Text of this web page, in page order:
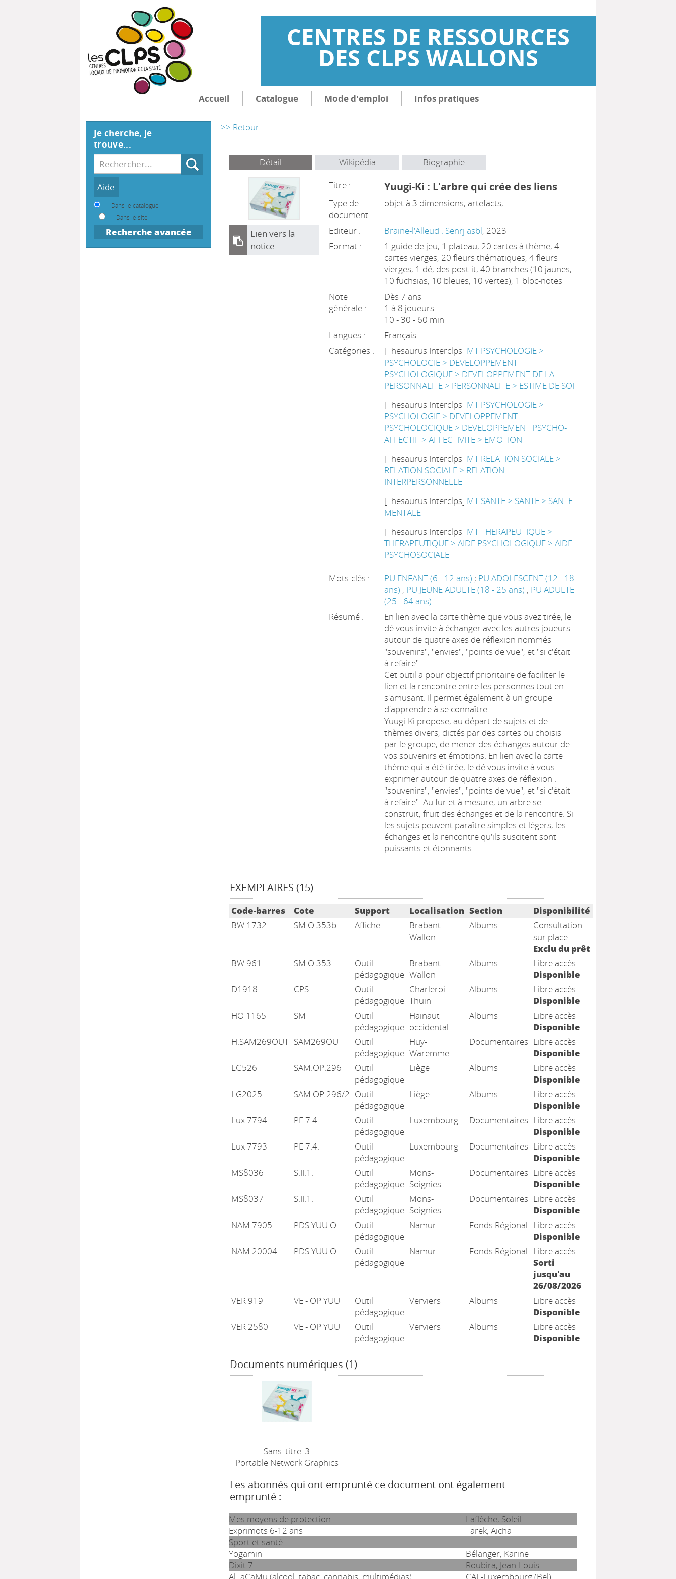
CENTRES DE RESSOURCES
DES CLPS WALLONS
Accueil Catalogue Mode d'emploi Infos pratiques
>> Retour
Détail Wikipédia Biographie
Lien vers la
notice
Titre : Yuugi-Ki : L'arbre qui crée des liens
Type de
document :
objet à 3 dimensions, artefacts, ...
Editeur : Braine-l'Alleud : Senrj asbl, 2023
Format :
1 guide de jeu, 1 plateau, 20 cartes à thème, 4
cartes vierges, 20 fleurs thématiques, 4 fleurs
vierges, 1 dé, des post-it, 40 branches (10 jaunes,
10 fuchsias, 10 bleues, 10 vertes), 1 bloc-notes
Note
générale :
Dès 7 ans
1 à 8 joueurs
10 - 30 - 60 min
Langues :
Français
Catégories :
[Thesaurus Interclps] MT PSYCHOLOGIE >
PSYCHOLOGIE > DEVELOPPEMENT
PSYCHOLOGIQUE > DEVELOPPEMENT DE LA
PERSONNALITE > PERSONNALITE > ESTIME DE SOI
[Thesaurus Interclps] MT PSYCHOLOGIE >
PSYCHOLOGIE > DEVELOPPEMENT
PSYCHOLOGIQUE > DEVELOPPEMENT PSYCHO-
AFFECTIF > AFFECTIVITE > EMOTION
[Thesaurus Interclps] MT RELATION SOCIALE >
RELATION SOCIALE > RELATION
INTERPERSONNELLE
[Thesaurus Interclps] MT SANTE > SANTE > SANTE
MENTALE
[Thesaurus Interclps] MT THERAPEUTIQUE >
THERAPEUTIQUE > AIDE PSYCHOLOGIQUE > AIDE
PSYCHOSOCIALE
Mots-clés :
PU ENFANT (6 - 12 ans) ; PU ADOLESCENT (12 - 18
ans) ; PU JEUNE ADULTE (18 - 25 ans) ; PU ADULTE
(25 - 64 ans)
Résumé :
En lien avec la carte thème que vous avez tirée, le
dé vous invite à échanger avec les autres joueurs
autour de quatre axes de réflexion nommés
"souvenirs", "envies", "points de vue", et "si c'était
à refaire".
Cet outil a pour objectif prioritaire de faciliter le
lien et la rencontre entre les personnes tout en
s'amusant. Il permet également à un groupe
d'apprendre à se connaître.
Yuugi-Ki propose, au départ de sujets et de
thèmes divers, dictés par des cartes ou choisis
par le groupe, de mener des échanges autour de
vos souvenirs et émotions. En lien avec la carte
thème qui a été tirée, le dé vous invite à vous
exprimer autour de quatre axes de réflexion :
"souvenirs", "envies", "points de vue", et "si c'était
à refaire". Au fur et à mesure, un arbre se
construit, fruit des échanges et de la rencontre. Si
les sujets peuvent paraître simples et légers, les
échanges et la rencontre qu'ils suscitent sont
puissants et étonnants.
EXEMPLAIRES (15)
Liste des exemplaires
Code-barres Cote Support Localisation Section
Disponibilité
BW 1732
SM O 353b Affiche
Brabant
Wallon
Albums
Consultation
sur place
Exclu du prêt
BW 961
SM O 353
Outil
pédagogique
Brabant
Wallon
Albums
Libre accès
Disponible
D1918
CPS
Outil
pédagogique
Charleroi-
Thuin
Albums
Libre accès
Disponible
HO 1165
SM
Outil
pédagogique
Hainaut
occidental
Albums
Libre accès
Disponible
H:SAM269OUT SAM269OUT
Outil
pédagogique
Huy-
Waremme
Documentaires Libre accès
Disponible
LG526
SAM.OP.296
Outil
pédagogique
Liège Albums
Libre accès
Disponible
LG2025
SAM.OP.296/2 Outil
pédagogique
Liège Albums
Libre accès
Disponible
Lux 7794
PE 7.4.
Outil
pédagogique
Luxembourg Documentaires Libre accès
Disponible
Lux 7793
PE 7.4.
Outil
pédagogique
Luxembourg Documentaires Libre accès
Disponible
MS8036
S.II.1.
Outil
pédagogique
Mons-
Soignies
Documentaires Libre accès
Disponible
MS8037
S.II.1.
Outil
pédagogique
Mons-
Soignies
Documentaires Libre accès
Disponible
NAM 7905
PDS YUU O
Outil
pédagogique
Namur Fonds Régional Libre accès
Disponible
NAM 20004
PDS YUU O
Outil
pédagogique
Namur Fonds Régional Libre accès
Sorti
jusqu'au
26/08/2026
VER 919
VE - OP YUU
Outil
pédagogique
Verviers Albums
Libre accès
Disponible
VER 2580
VE - OP YUU
Outil
pédagogique
Verviers Albums
Libre accès
Disponible
Documents numériques (1)
Sans_titre_3
Portable Network Graphics
Les abonnés qui ont emprunté ce document ont également
emprunté :
Mes moyens de protection
Laflèche, Soleil
Exprimots 6-12 ans
Tarek, Aïcha
Sport et santé
Yogamin
Bélanger, Karine
Dixit 7
Roubira, Jean-Louis
Je cherche, je
trouve...
Recherche
Dans le catalogue
Dans le site
Recherche avancée